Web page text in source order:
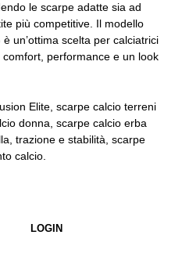
le scarpe adatte sia ad
più competitive. Il modello
un’ottima scelta per calciatrici
performance e un look
Elite, scarpe calcio terreni
donna, scarpe calcio erba
trazione e stabilità, scarpe
calcio.